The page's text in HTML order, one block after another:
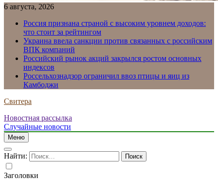
6 августа, 2026
Россия признана страной с высоким уровнем доходов:
что стоит за рейтингом
Украина ввела санкции против связанных с российским
ВПК компаний
Российский рынок акций закрылся ростом основных
индексов
Россельхознадзор ограничил ввоз птицы и яиц из
Камбоджи
Свитера
Новостная рассылка
Случайные новости
Меню
Найти:
Заголовки